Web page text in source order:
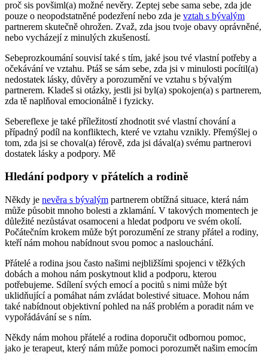
proč sis povšiml(a) možné nevěry. Zeptej sebe sama sebe, zda jde
pouze o neopodstatněné podezření nebo zda je vztah s bývalým
partnerem skutečně ohrožen. Zvaž, zda jsou tvoje obavy oprávněné,
nebo vycházejí z minulých zkušeností.
Sebeprozkoumání souvisí také s tím, jaké jsou tvé vlastní potřeby a
očekávání ve vztahu. Ptáš se sám sebe, zda jsi v minulosti pocítil(a)
nedostatek lásky, důvěry a porozumění ve vztahu s bývalým
partnerem. Kladeš si otázky, jestli jsi byl(a) spokojen(a) s partnerem,
zda tě naplňoval emocionálně i fyzicky.
Sebereflexe je také příležitostí zhodnotit své vlastní chování a
případný podíl na konfliktech, které ve vztahu vznikly. Přemýšlej o
tom, zda jsi se choval(a) férově, zda jsi dával(a) svému partnerovi
dostatek lásky a podpory. Mě
Hledání podpory v přátelích a rodině
Někdy je nevěra s bývalým partnerem obtížná situace, která nám
může působit mnoho bolesti a zklamání. V takových momentech je
důležité nezůstávat osamoceni a hledat podporu ve svém okolí.
Počátečním krokem může být porozumění ze strany přátel a rodiny,
kteří nám mohou nabídnout svou pomoc a naslouchání.
Přátelé a rodina jsou často našimi nejbližšími spojenci v těžkých
dobách a mohou nám poskytnout klid a podporu, kterou
potřebujeme. Sdílení svých emocí a pocitů s nimi může být
uklidňující a pomáhat nám zvládat bolestivé situace. Mohou nám
také nabídnout objektivní pohled na náš problém a poradit nám ve
vypořádávání se s ním.
Někdy nám mohou přátelé a rodina doporučit odbornou pomoc,
jako je terapeut, který nám může pomoci porozumět našim emocím